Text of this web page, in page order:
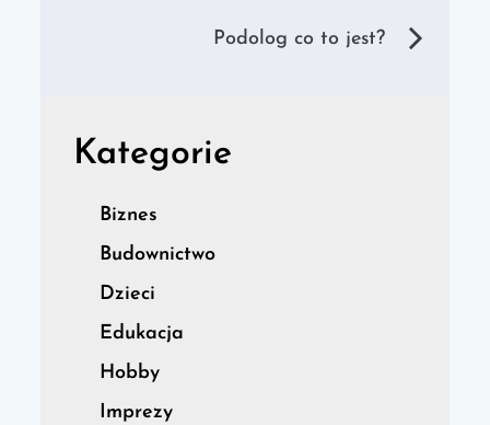
Podolog co to jest?
Kategorie
Biznes
Budownictwo
Dzieci
Edukacja
Hobby
Imprezy